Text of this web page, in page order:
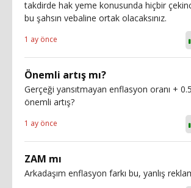
takdirde hak yeme konusunda hiçbir
bu şahsın vebaline ortak olacaksınız.
1 ay önce
Önemli artış mı?
Gerçeği yansıtmayan enflasyon oranı +
önemli artış?
1 ay önce
ZAM mı
Arkadaşım enflasyon farkı bu, yanlış